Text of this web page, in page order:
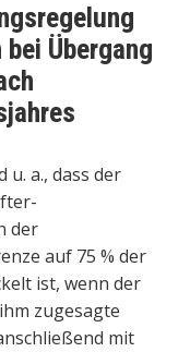
Übergang
u. a., dass der
der
auf 75 % der
ist, wenn der
zugesagte
mit